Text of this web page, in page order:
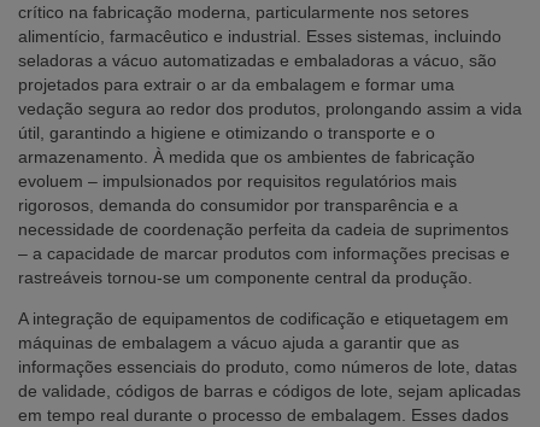
crítico na fabricação moderna, particularmente nos setores
alimentício, farmacêutico e industrial. Esses sistemas, incluindo
seladoras a vácuo automatizadas e embaladoras a vácuo, são
projetados para extrair o ar da embalagem e formar uma
vedação segura ao redor dos produtos, prolongando assim a vida
útil, garantindo a higiene e otimizando o transporte e o
armazenamento. À medida que os ambientes de fabricação
evoluem – impulsionados por requisitos regulatórios mais
rigorosos, demanda do consumidor por transparência e a
necessidade de coordenação perfeita da cadeia de suprimentos
– a capacidade de marcar produtos com informações precisas e
rastreáveis tornou-se um componente central da produção.
A integração de equipamentos de codificação e etiquetagem em
máquinas de embalagem a vácuo ajuda a garantir que as
informações essenciais do produto, como números de lote, datas
de validade, códigos de barras e códigos de lote, sejam aplicadas
em tempo real durante o processo de embalagem. Esses dados